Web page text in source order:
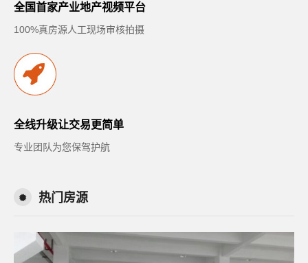
全国首家产业地产视频平台
100%真房源人工现场审核拍摄
全线升级让交易更简单
专业团队为您保驾护航
热门房源